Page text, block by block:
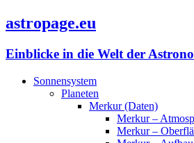
astropage.eu
Einblicke in die Welt der
Sonnensystem
Planeten
Merkur (Daten)
Merkur –
Merkur –